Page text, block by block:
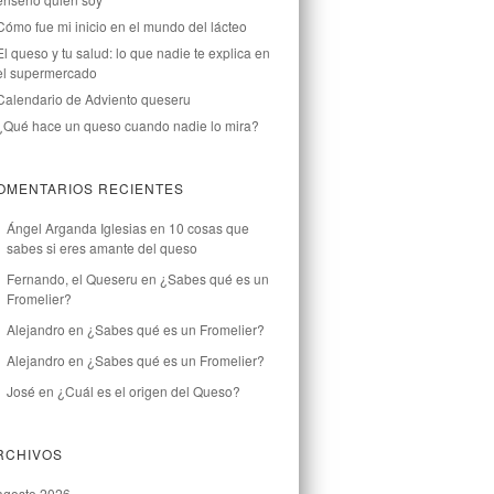
fue mi inicio en el mundo del lácteo
queso y tu salud: lo que nadie te explica en
supermercado
de Adviento queseru
hace un queso cuando nadie lo mira?
RECIENTES
Ángel Arganda Iglesiasen 10 cosas que
sabes si eres amante del queso
Fernando, el Queseru en ¿Sabes qué es un
Fromelier?
Alejandro en ¿Sabes qué es un Fromelier?
Alejandro en ¿Sabes qué es un Fromelier?
José en ¿Cuál es el origen del Queso?